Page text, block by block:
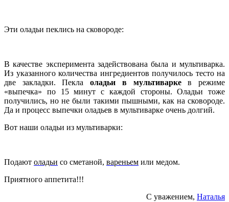
Эти оладьи пеклись на сковороде:
В качестве эксперимента задействована была и мультиварка.
Из указанного количества ингредиентов получилось тесто на
две закладки. Пеклаоладьи в мультиваркев режиме
«выпечка» по 15 минут с каждой стороны. Оладьи тоже
получились, но не были такими пышными, как на сковороде.
Да и процесс выпечки оладьев в мультиварке очень долгий.
Вот наши оладьи из мультиварки:
Подают оладьи со сметаной, вареньем или медом.
Приятного аппетита!!!
С уважением, Наталья